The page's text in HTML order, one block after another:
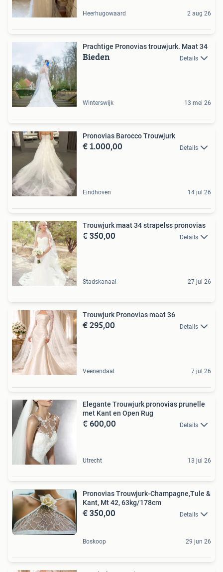
Heerhugowaard 2 aug 26
Prachtige Pronovias trouwjurk. Maat 34
Bieden Details
Winterswijk 13 mei 26
Pronovias Barocco Trouwjurk
€ 1.000,00 Details
Eindhoven 14 jul 26
Trouwjurk maat 34 strapelss pronovias
€ 350,00 Details
Stadskanaal 27 jul 26
Trouwjurk Pronovias maat 36
€ 295,00 Details
Veenendaal 7 jul 26
Elegante Trouwjurk pronovias prunelle
met Kant en Open Rug
€ 600,00 Details
Utrecht 13 jul 26
Pronovias Trouwjurk-Champagne,Tule &
Kant, Mt 42, 63kg/178cm
€ 350,00 Details
Boskoop 29 jun 26